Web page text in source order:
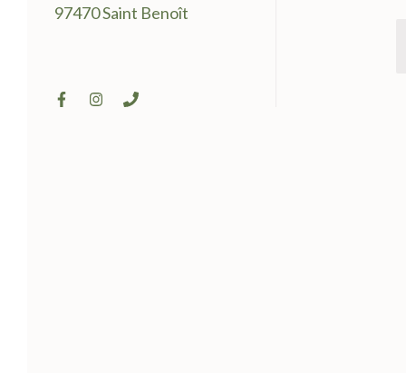
97470 Saint Benoît